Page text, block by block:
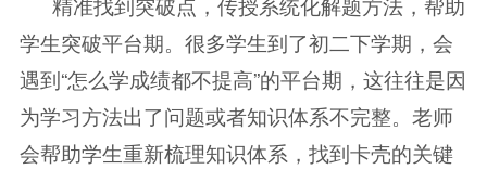
学生突破平台期。很多学生到了初二下学期，会
遇到“怎么学成绩都不提高”的平台期，这往往是因
为学习方法出了问题或者知识体系不完整。老师
会帮助学生重新梳理知识体系，找到卡壳的关键